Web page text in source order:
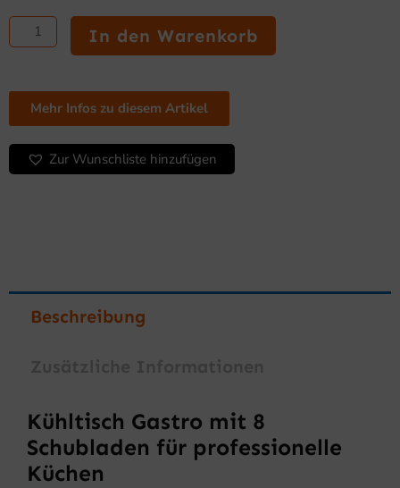
mit
8
Schubladen
In den Warenkorb
Mehr Infos zu diesem Artikel
Zur Wunschliste hinzufügen
Beschreibung
Kühltisch Gastro mit 8
Schubladen für professionelle
Küchen